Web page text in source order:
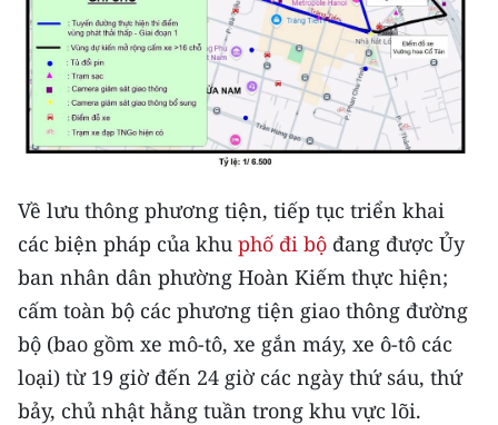
VỀ BÁO NHÂN DÂN
THỜI NAY
NHÂN DÂN CUỐI TUẦN
NHÂN DÂN HẰNG THÁNG
MUA BÁO
ĐỌC BÁO IN
ENGLISH
Về lưu thông phương tiện, tiếp tục triển khai
các biện pháp của khu phố đi bộ đang được Ủy
ban nhân dân phường Hoàn Kiếm thực hiện;
cấm toàn bộ các phương tiện giao thông đường
bộ (bao gồm xe mô-tô, xe gắn máy, xe ô-tô các
loại) từ 19 giờ đến 24 giờ các ngày thứ sáu, thứ
bảy, chủ nhật hằng tuần trong khu vực lõi.